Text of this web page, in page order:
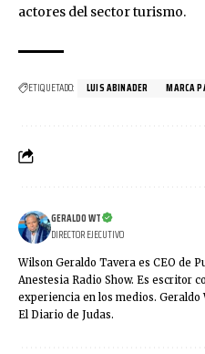
actores del sector turismo.
ETIQUETADO: LUIS ABINADER MARCA
GERALDO WT
DIRECTOR EJECUTIVO
Wilson Geraldo Tavera es CEO de
Anestesia Radio Show. Es escritor
experiencia en los medios. Geraldo
El Diario de Judas.